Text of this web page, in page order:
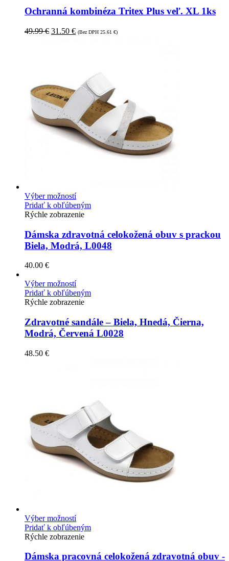
Ochranná kombinéza Tritex Plus veľ. XL 1ks
49.99€ 31.50 € (Bez DPH 25.61 €)
Výber možností
Pridať k obľúbeným
Rýchle zobrazenie
Dámska zdravotná celokožená obuv s prackou
Biela, Modrá, L0048
40.00 €
Výber možností
Pridať k obľúbeným
Rýchle zobrazenie
Zdravotné sandále – Biela, Hnedá, Čierna,
Modrá, Červená L0028
48.50 €
Výber možností
Pridať k obľúbeným
Rýchle zobrazenie
Dámska pracovná celokožená zdravotná obuv -